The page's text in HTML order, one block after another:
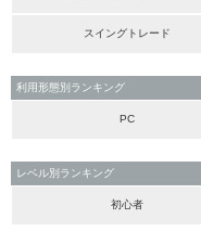
スイングトレード
利用形態別ランキング
PC
レベル別ランキング
初心者